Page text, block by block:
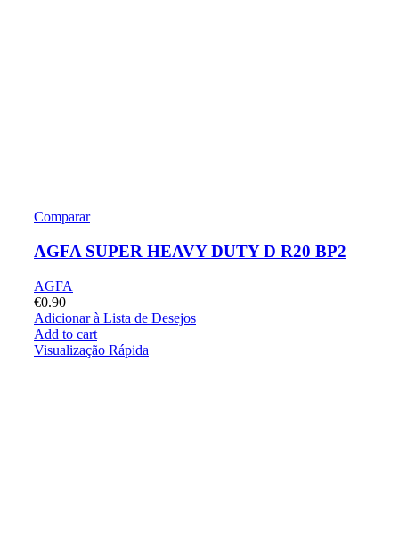
Comparar
AGFA SUPER HEAVY DUTY D R20 BP2
AGFA
€0.90
Adicionar à Lista de Desejos
Add to cart
Visualização Rápida